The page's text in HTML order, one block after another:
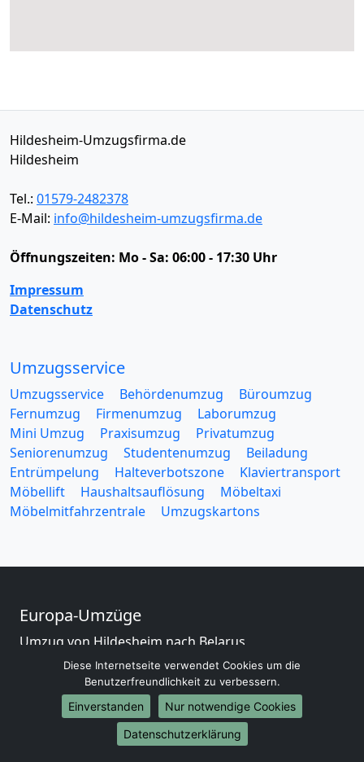
Hildesheim-Umzugsfirma.de
Hildesheim
Tel.: 01579-2482378
E-Mail: info@hildesheim-umzugsfirma.de
Öffnungszeiten: Mo - Sa: 06:00 - 17:30 Uhr
Impressum
Datenschutz
Umzugsservice
Umzugsservice Behördenumzug
Büroumzug
Fernumzug
Firmenumzug
Laborumzug
Mini Umzug
Praxisumzug
Privatumzug
Seniorenumzug
Studentenumzug
Beiladung
Entrümpelung
Halteverbotszone
Klaviertransport
Möbellift
Haushaltsauflösung
Möbeltaxi
Möbelmitfahrzentrale
Umzugskartons
Europa-Umzüge
Umzug von Hildesheim nach Belarus
Umzug von Hildesheim nach Belgien
Umzug von Hildesheim nach Bulgarien
Umzug von Hildesheim nach Dänemark
Umzug von Hildesheim nach England
Umzug von Hildesheim nach Portugal
Diese Internetseite verwendet Cookies um die
Benutzerfreundlichkeit zu verbessern.
Einverstanden
Nur notwendige Cookies
Datenschutzerklärung